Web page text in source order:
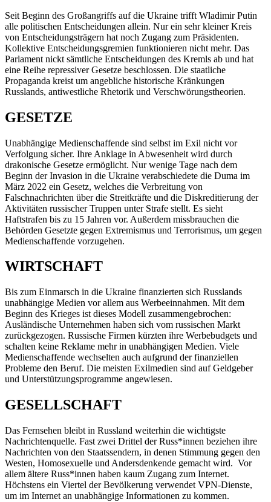
Seit Beginn des Großangriffs auf die Ukraine trifft Wladimir Putin
alle politischen Entscheidungen allein. Nur ein sehr kleiner Kreis
von Entscheidungsträgern hat noch Zugang zum Präsidenten.
Kollektive Entscheidungsgremien funktionieren nicht mehr. Das
Parlament nickt sämtliche Entscheidungen des Kremls ab und hat
eine Reihe repressiver Gesetze beschlossen. Die staatliche
Propaganda kreist um angebliche historische Kränkungen
Russlands, antiwestliche Rhetorik und Verschwörungstheorien.
GESETZE
Unabhängige Medienschaffende sind selbst im Exil nicht vor
Verfolgung sicher. Ihre Anklage in Abwesenheit wird durch
drakonische Gesetze ermöglicht. Nur wenige Tage nach dem
Beginn der Invasion in die Ukraine verabschiedete die Duma im
März 2022 ein Gesetz, welches die Verbreitung von
Falschnachrichten über die Streitkräfte und die Diskreditierung der
Aktivitäten russischer Truppen unter Strafe stellt. Es sieht
Haftstrafen bis zu 15 Jahren vor. Außerdem missbrauchen die
Behörden Gesetzte gegen Extremismus und Terrorismus, um gegen
Medienschaffende vorzugehen.
WIRTSCHAFT
Bis zum Einmarsch in die Ukraine finanzierten sich Russlands
unabhängige Medien vor allem aus Werbeeinnahmen. Mit dem
Beginn des Krieges ist dieses Modell zusammengebrochen:
Ausländische Unternehmen haben sich vom russischen Markt
zurückgezogen. Russische Firmen kürzten ihre Werbebudgets und
schalten keine Reklame mehr in unabhängigen Medien. Viele
Medienschaffende wechselten auch aufgrund der finanziellen
Probleme den Beruf. Die meisten Exilmedien sind auf Geldgeber
und Unterstützungsprogramme angewiesen.
GESELLSCHAFT
Das Fernsehen bleibt in Russland weiterhin die wichtigste
Nachrichtenquelle. Fast zwei Drittel der Russ*innen beziehen ihre
Nachrichten von den Staatssendern, in denen Stimmung gegen den
Westen, Homosexuelle und Andersdenkende gemacht wird. Vor
allem ältere Russ*innen haben kaum Zugang zum Internet.
Höchstens ein Viertel der Bevölkerung verwendet VPN-Dienste,
um im Internet an unabhängige Informationen zu kommen.